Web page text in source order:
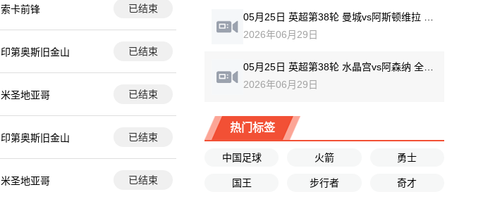
索卡前锋 已结束
印第奥斯旧金山 已结束
米圣地亚哥 已结束
印第奥斯旧金山 已结束
米圣地亚哥 已结束
2026年06月29日
05月25日 英超第38轮 水晶宫vs阿森纳 全场录像回放
2026年06月29日
热门标签
中国足球 火箭 勇士
国王 步行者 奇才